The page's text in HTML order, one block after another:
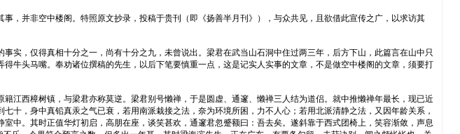
，并非空中楼阁。特照原文抄录，投稿于贵刊（即《扬善半月刊》），与众共见，且欲借此宣传之广，以求访其
实，仅得真相十分之一，尚有十分之九，未曾说出。梁君在武当山石洞中住过两三年，后方下山，此篇言在山中只
牛头马嘴。奉劝诸位撰稿的先生，以后下笔要慎重一点，这是记实人实事的文章，不是做空中楼阁的文章，须要打
江西樟树镇，与梁君亦称莫逆。梁君别号懒禅，于是圆虚、通邃、懒禅三人结为道侣。就中推懒禅年最长，现已近
十，身中真铅真汞之气已衰，若用南派栽接之法，奈为环境所困，力不人心；若用北派清静之法，又因年龄关系，
中。其时正值华灯初启，高朋在座，谈笑甚欢，通邃君忽蹙额曰：吾去矣。遂斜靠于西式团椅上，笑容渐敛，声息